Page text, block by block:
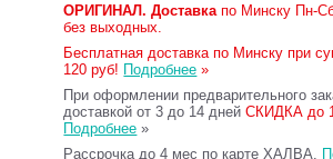
ОРИГИНАЛ. Доставкапо Минску Пн-
без выходных.
Бесплатная доставка по Минску при
120 руб! Подробнее »
При оформлении предварительного
доставкой от 3 до 14 днейСКИДКА до
Подробнее »
Рассрочка до 4 мес по карте ХАЛВА.